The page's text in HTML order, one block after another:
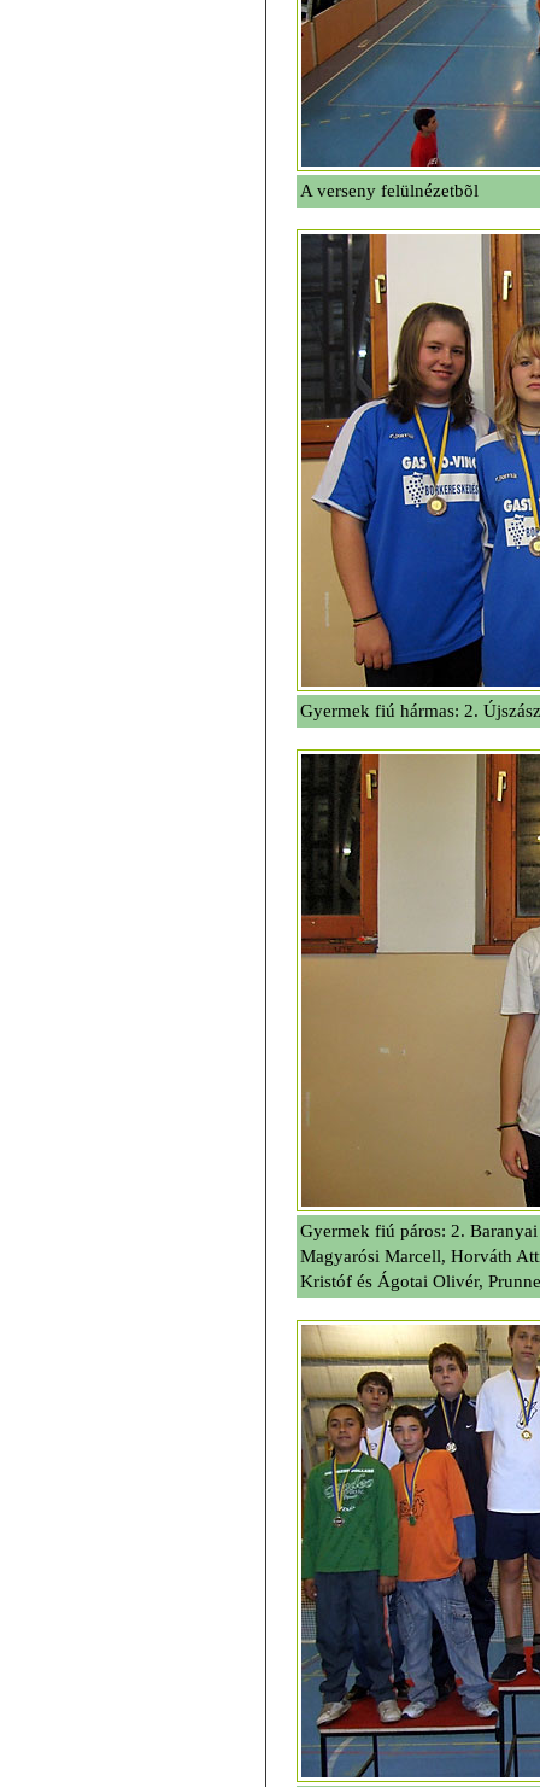
A verseny felülnézetbõl
Gyermek fiú hármas: 2.
Gyermek fiú páros: 2.
Magyarósi Marcell, Horváth
Kristóf és Ágotai Olivér,